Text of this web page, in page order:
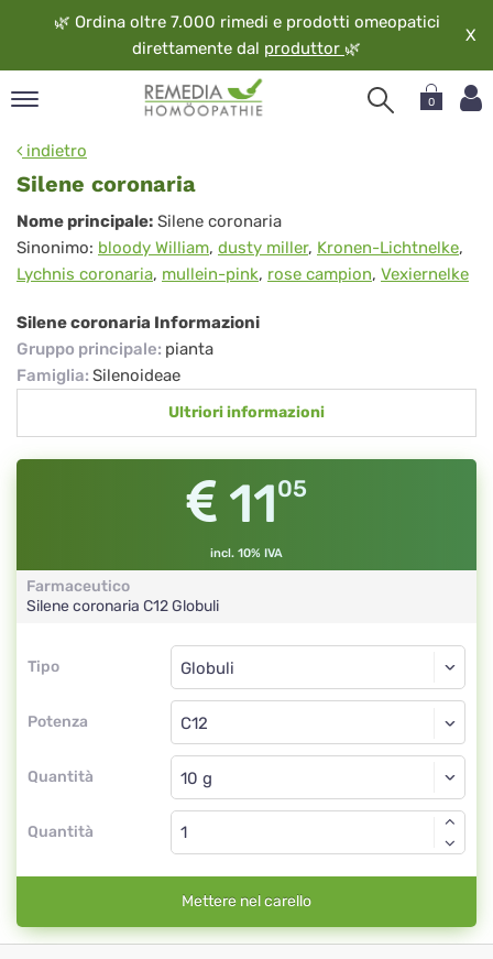
🌿 Ordina oltre 7.000 rimedi e prodotti omeopatici
direttamente dal produttor 🌿
X
0
indietro
Silene coronaria
Silene
coronaria
Nome principale: Silene coronaria
Sinonimo: bloody William, dusty miller, Kronen-Lichtnelke,
Lychnis coronaria, mullein-pink, rose campion, Vexiernelke
Silene coronaria Informazioni
Gruppo principale: pianta
Famiglia: Silenoideae
Ultriori informazioni
1105
incl. 10% IVA
Farmaceutico
Silene coronaria C12Globuli
Tipo
Tipo
Potenza
Globuli
C12
Quantità
Globuli
Quantità
Mettere nel carello